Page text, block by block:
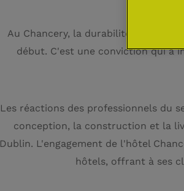
Au Chancery, la durabilité est bien
début. C'est une conviction qui a
Les réactions des professionnels du
conception, la construction et la
Dublin. L'engagement de l'hôtel
hôtels, offrant à ses